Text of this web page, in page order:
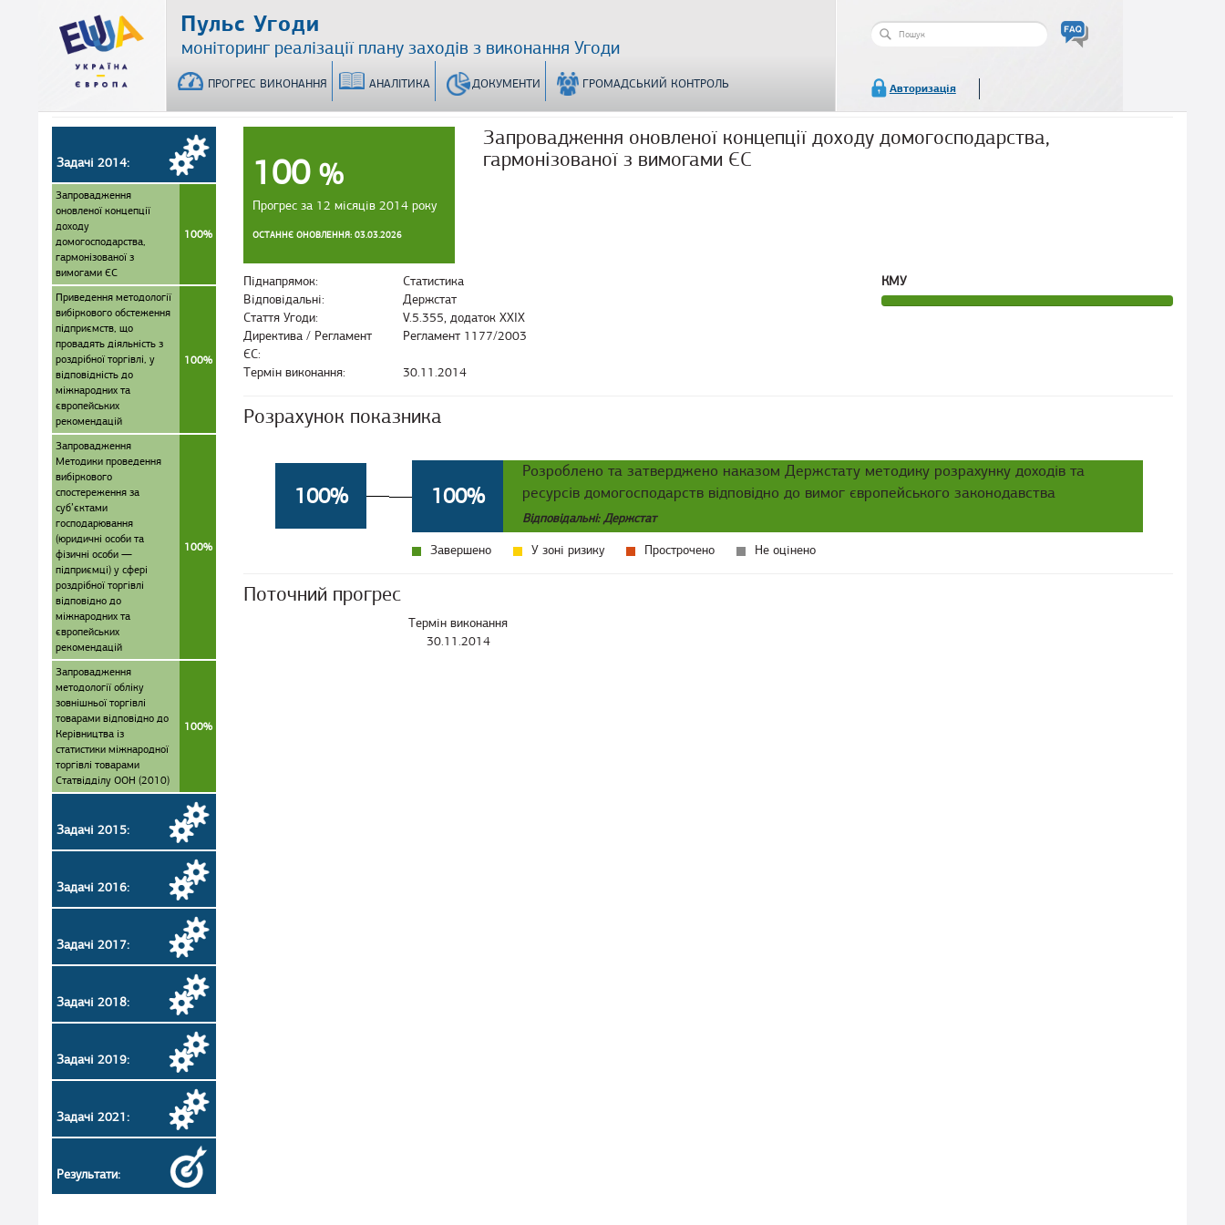
Пульс Угоди
моніторинг реалізації плану заходів з виконання Угоди
ПРОГРЕС ВИКОНАННЯ АНАЛІТИКА ДОКУМЕНТИ ГРОМАДСЬКИЙ КОНТРОЛЬ
Пошукова
Авторизація
100 %
Прогрес за 12 місяців 2014 року
ОСТАННЄ ОНОВЛЕННЯ: 03.03.2026
Запровадження оновленої концепції доходу домогосподарства,
гармонізованої з вимогами ЄС
Піднапрямок:
Статистика
Відповідальні:
Держстат
Стаття Угоди:
V.5.355, додаток XXIX
Директива / Регламент
ЄС:
Регламент 1177/2003
Термін виконання: 30.11.2014
КМУ
Розрахунок показника
100% 100%
Розроблено та затверджено наказом Держстату методику розрахунку доходів та
ресурсів домогосподарств відповідно до вимог європейського законодавства
Відповідальні: Держстат
Завершено У зоні ризику Прострочено Не оцінено
Поточний прогрес
Термін виконання
30.11.2014
Задачі 2014:
Запровадження
оновленої концепції
доходу
домогосподарства,
гармонізованої з
вимогами ЄС
100%
Приведення методології
вибіркового обстеження
підприємств, що
провадять діяльність з
роздрібної торгівлі, у
відповідність до
міжнародних та
європейських
рекомендацій
100%
Запровадження
Методики проведення
вибіркового
спостереження за
суб’єктами
господарювання
(юридичні особи та
фізичні особи —
підприємці) у сфері
роздрібної торгівлі
відповідно до
міжнародних та
європейських
рекомендацій
100%
Запровадження
методології обліку
зовнішньої торгівлі
товарами відповідно до
Керівництва із
статистики міжнародної
торгівлі товарами
Статвідділу ООН (2010)
100%
Задачі 2015:
Задачі 2016:
Задачі 2017:
Задачі 2018:
Задачі 2019:
Задачі 2021:
Результати: